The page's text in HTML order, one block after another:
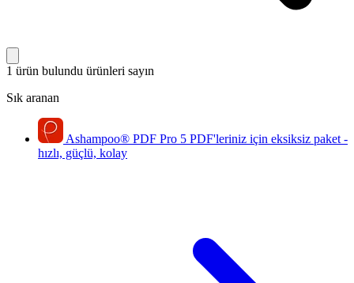
1 ürün bulundu ürünleri sayın
Sık aranan
Ashampoo® PDF Pro 5 PDF'leriniz için eksiksiz paket -
hızlı, güçlü, kolay